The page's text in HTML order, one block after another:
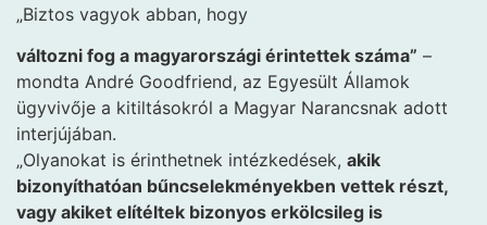
„Biztos vagyok abban, hogy
változni fog a magyarországi érintettek száma” –
mondta André Goodfriend, az Egyesült Államok
ügyvivője a kitiltásokról a Magyar Narancsnak adott
interjújában.
„Olyanokat is érinthetnek intézkedések, akik
bizonyíthatóan bűncselekményekben vettek részt,
vagy akiket elítéltek bizonyos erkölcsileg is